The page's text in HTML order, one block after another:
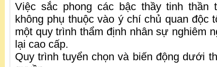
Việc sắc phong các bậc thầy tinh thần
không phụ thuộc vào ý chí chủ quan độc
một quy trình thẩm định nhân sự nghiêm
lại cao cấp.
Quy trình tuyển chọn và biến động dưới